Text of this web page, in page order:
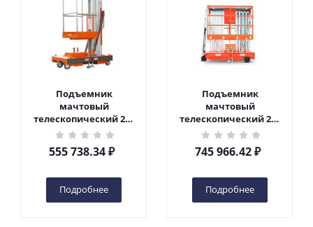
Подъемник
мачтовый
телескопический 200
кг 6 м TOR GTWY6-200S
DC 2-мачтовый
(автономный) (G) в
555 738.34₽
Подробнее
Подъемник
мачтовый
телескопический 200
кг 10 м TOR GTWY10-
200S DC 2-мачтовый
(автономный) (N) в
745 966.42₽
Подробнее